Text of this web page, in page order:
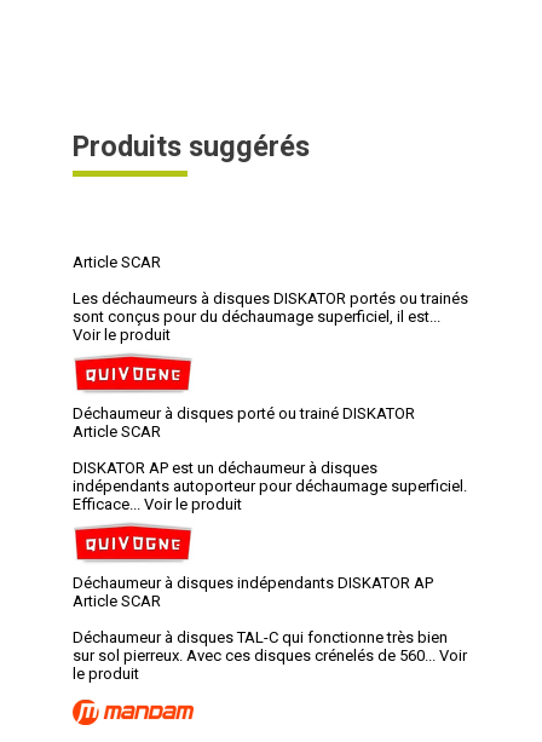
Produits suggérés
Article SCAR
Les déchaumeurs à disques DISKATOR portés ou trainés
sont conçus pour du déchaumage superficiel, il est...
Voir le produit
Déchaumeur à disques porté ou trainé DISKATOR
Article SCAR
DISKATOR AP est un déchaumeur à disques
indépendants autoporteur pour déchaumage superficiel.
Efficace...
Voir le produit
Déchaumeur à disques indépendants DISKATOR AP
Article SCAR
Déchaumeur à disques TAL-C qui fonctionne très bien
sur sol pierreux. Avec ces disques crénelés de 560...
Voir
le produit